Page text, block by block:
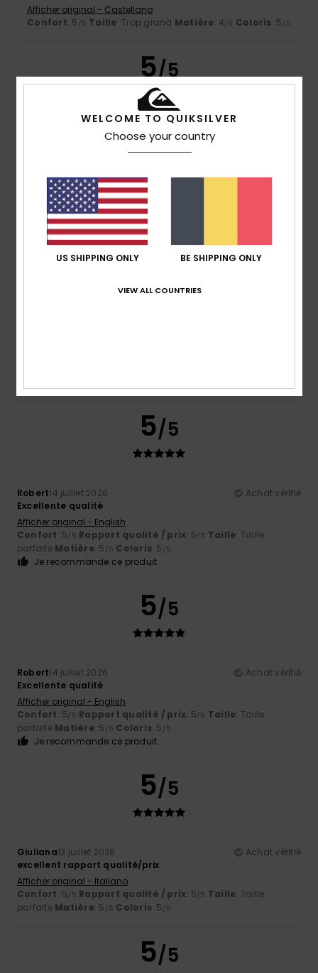
Afficher original - Castellano
Confort: 5 /5 Taille: Trop grand Matière: 4/5 Coloris: 5/5
5/5
14 juillet 2026
Bonne taille et coton de bonne qualité
Confort: 5/5 Rapport qualité / prix: 5/5 Taille: Trop grand
Matière: 5/5 Coloris: 5/5
Je recommande ce produit
5 /5
5/5
Robert14 juillet 2026
Achat vérifié
Excellente qualité
Afficher original - English
Confort: 5/5 Rapport qualité / prix: 5/5 Taille: Taille
parfaite Matière: 5 /5 Coloris: 5 /5
Je recommande ce produit
5/5
Robert14 juillet 2026
Achat vérifié
Excellente qualité
Afficher original - English
Confort: 5/5 Rapport qualité / prix: 5/5 Taille: Taille
parfaite Matière: 5 /5 Coloris: 5 /5
Je recommande ce produit
5/5
Giuliana13 juillet 2026
Achat vérifié
excellent rapport qualité/prix
Afficher original - Italiano
Confort: 5/5 Rapport qualité / prix: 5/5 Taille: Taille
parfaite Matière: 5 /5 Coloris: 5 /5
5/5
WELCOME TO QUIKSILVER
Choose your country
US SHIPPING ONLY BE SHIPPING ONLY
VIEW ALL COUNTRIES